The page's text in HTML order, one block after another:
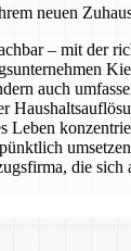
neuen
– mit der
auch
Leben
die sich